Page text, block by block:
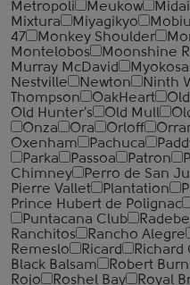
Metropoli
Meukow Midai
Mixtura
Miyagikyo
47
Monkey Shoulder
Montelobos
Moonshine
Murray McDavid
Nestville
Newton Ninth
Thompson
OakHeart
Old Hunter's
Old Mull
Onza
Ora Orloff
Oxenham
Pachuca
Parka
Passoa Patron
Chimney
Perro de San
Pierre Vallet
Plantation
Prince Hubert de Polignac
Puntacana Club
Ranchitos
Rancho Alegre
Remeslo
Ricard
Black Balsam
Robert
Rojo
Roshel Bay Royal